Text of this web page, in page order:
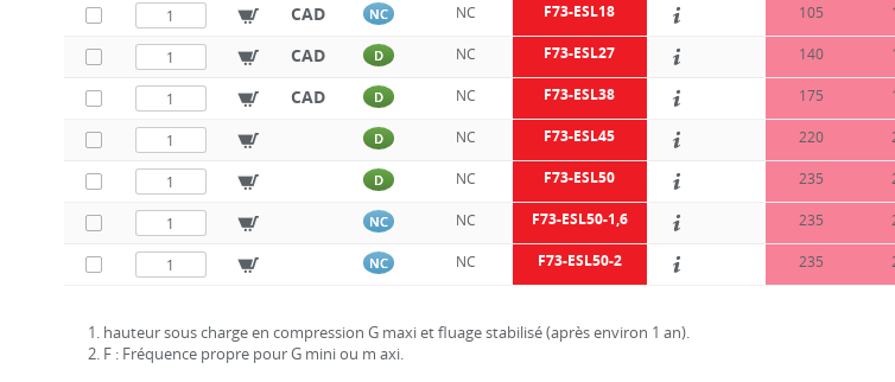
CAD NC NC F73-ESL18 105
CAD D NC F73-ESL27 140
CAD D NC F73-ESL38 175
D NC F73-ESL45 220
D NC F73-ESL50 235
NC NC F73-ESL50-1,6 235
NC NC F73-ESL50-2 235
1. hauteur sous charge en compression G maxi et fluage stabilisé (après environ 1 an).
2. F : Fréquence propre pour G mini ou m axi.